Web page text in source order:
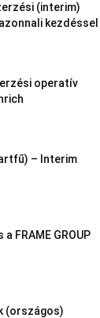
(interim)
kezdéssel
operatív
– Interim
FRAME GROUP
(országos)